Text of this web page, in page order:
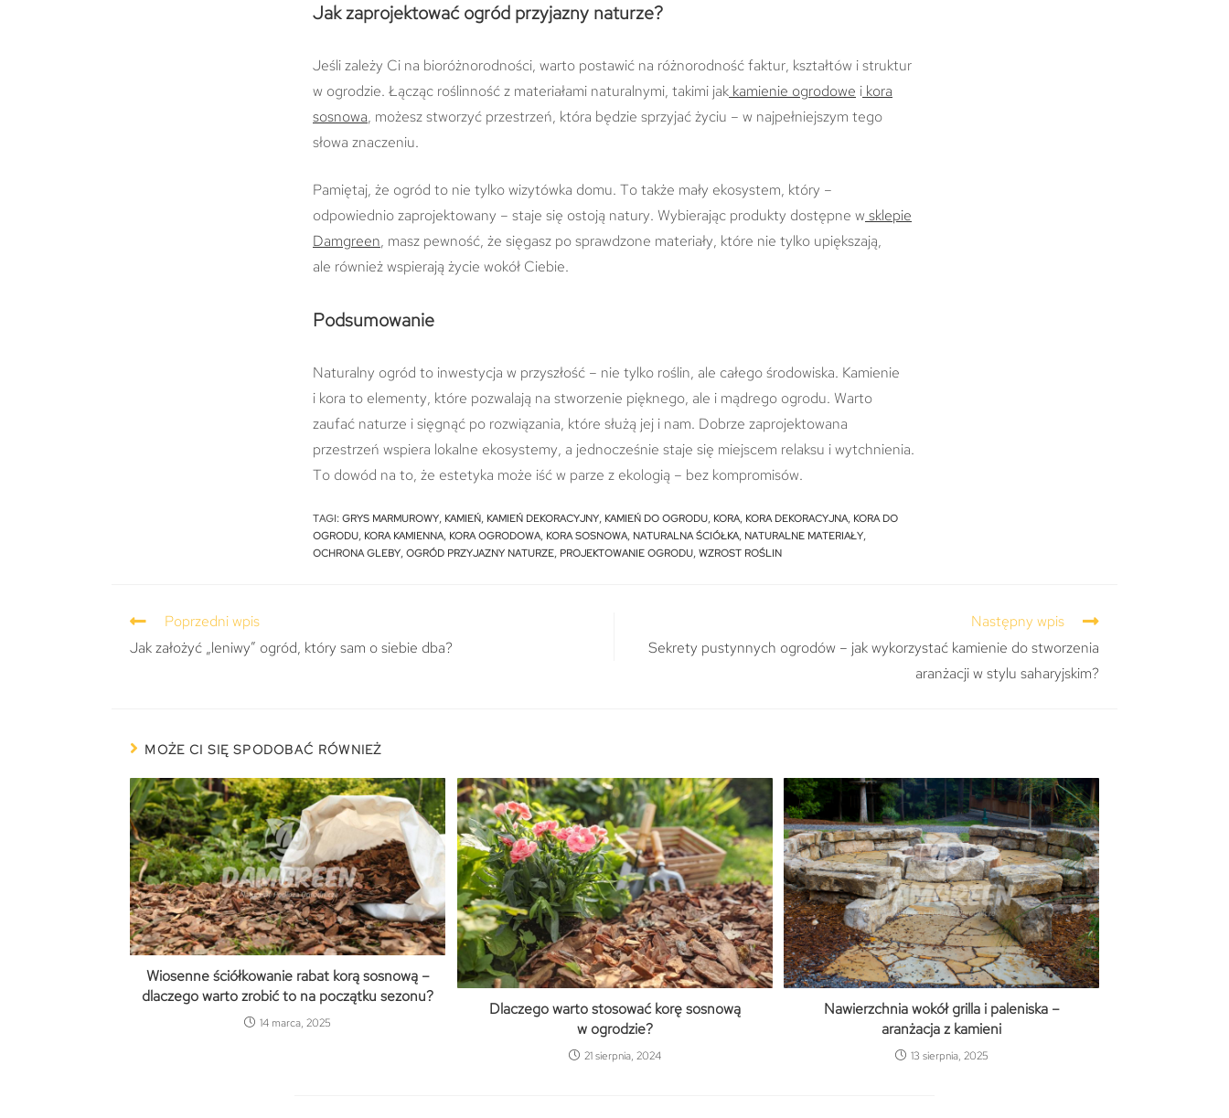
Jak zaprojektować ogród przyjazny naturze?
Jeśli zależy Ci na bioróżnorodności, warto postawić na różnorodność faktur, kształtów i struktur
w ogrodzie. Łącząc roślinność z materiałami naturalnymi, takimi jak kamienie ogrodowe i kora
sosnowa, możesz stworzyć przestrzeń, która będzie sprzyjać życiu – w najpełniejszym tego
słowa znaczeniu.
Pamiętaj, że ogród to nie tylko wizytówka domu. To także mały ekosystem, który –
odpowiednio zaprojektowany – staje się ostoją natury. Wybierając produkty dostępne wsklepie
Damgreen, masz pewność, że sięgasz po sprawdzone materiały, które nie tylko upiększają,
ale również wspierają życie wokół Ciebie.
Podsumowanie
Naturalny ogród to inwestycja w przyszłość – nie tylko roślin, ale całego środowiska. Kamienie
i kora to elementy, które pozwalają na stworzenie pięknego, ale i mądrego ogrodu. Warto
zaufać naturze i sięgnąć po rozwiązania, które służą jej i nam. Dobrze zaprojektowana
przestrzeń wspiera lokalne ekosystemy, a jednocześnie staje się miejscem relaksu i wytchnienia.
To dowód na to, że estetyka może iść w parze z ekologią – bez kompromisów.
TAGI: GRYS MARMUROWY, KAMIEŃ, KAMIEŃ DEKORACYJNY, KAMIEŃ DO OGRODU, KORA, KORA DEKORACYJNA, KORA DO
OGRODU, KORA KAMIENNA, KORA OGRODOWA, KORA SOSNOWA, NATURALNA ŚCIÓŁKA, NATURALNE MATERIAŁY,
OCHRONA GLEBY, OGRÓD PRZYJAZNY NATURZE, PROJEKTOWANIE OGRODU, WZROST ROŚLIN
Poprzedni wpis
Jak założyć „leniwy” ogród, który sam o siebie dba?
Następny wpis
Sekrety pustynnych ogrodów – jak wykorzystać kamienie do stworzenia
aranżacji w stylu saharyjskim?
MOŻE CI SIĘ SPODOBAĆ RÓWNIEŻ
Wiosenne ściółkowanie rabat korą sosnową –
dlaczego warto zrobić to na początku sezonu?
14 marca, 2025
Dlaczego warto stosować korę sosnową
w ogrodzie?
21 sierpnia, 2024
Nawierzchnia wokół grilla i paleniska –
aranżacja z kamieni
13 sierpnia, 2025